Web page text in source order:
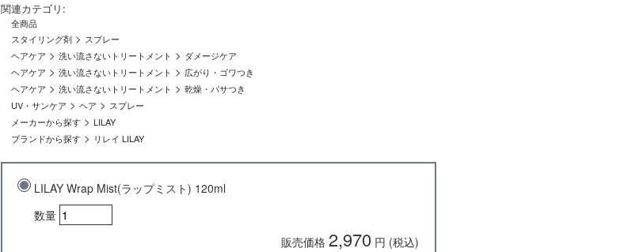
関連カテゴリ:
全商品
スタイリング剤 > スプレー
ヘアケア >洗い流さないトリートメント > ダメージケア
ヘアケア >洗い流さないトリートメント > 広がり・ゴワつき
ヘアケア >洗い流さないトリートメント >乾燥・パサつき
UV・サンケア >ヘア > スプレー
メーカーから探す >LILAY
ブランドから探す > リレイ LILAY
LILAY Wrap Mist(ラップミスト) 120ml
数量
販売価格 2,970 円 (税込)